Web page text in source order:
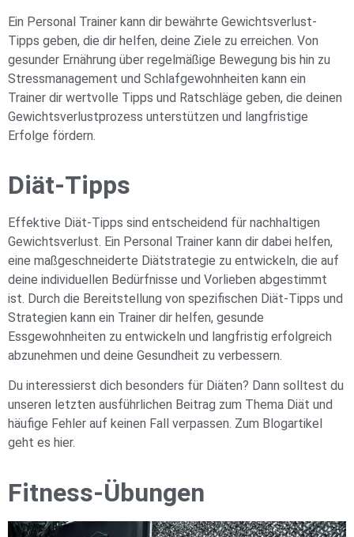
Ein Personal Trainer kann dir bewährte Gewichtsverlust-
Tipps geben, die dir helfen, deine Ziele zu erreichen. Von
gesunder Ernährung über regelmäßige Bewegung bis hin zu
Stressmanagement und Schlafgewohnheiten kann ein
Trainer dir wertvolle Tipps und Ratschläge geben, die deinen
Gewichtsverlustprozess unterstützen und langfristige
Erfolge fördern.
Diät-Tipps
Effektive Diät-Tipps sind entscheidend für nachhaltigen
Gewichtsverlust. Ein Personal Trainer kann dir dabei helfen,
eine maßgeschneiderte Diätstrategie zu entwickeln, die auf
deine individuellen Bedürfnisse und Vorlieben abgestimmt
ist. Durch die Bereitstellung von spezifischen Diät-Tipps und
Strategien kann ein Trainer dir helfen, gesunde
Essgewohnheiten zu entwickeln und langfristig erfolgreich
abzunehmen und deine Gesundheit zu verbessern.
Du interessierst dich besonders für Diäten? Dann solltest du
unseren letzten ausführlichen Beitrag zum Thema Diät und
häufige Fehler auf keinen Fall verpassen. Zum Blogartikel
geht es hier.
Fitness-Übungen